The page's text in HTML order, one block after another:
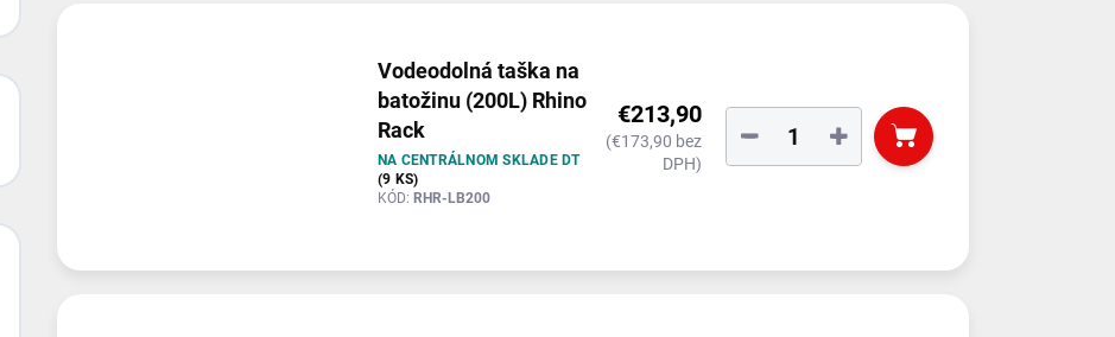
Vodeodolná taška na
batožinu (200L) Rhino
Rack
NA CENTRÁLNOM SKLADE DT
(9 KS)
KÓD: RHR-LB200
€213,90
(€173,90 bez
DPH)
+
−